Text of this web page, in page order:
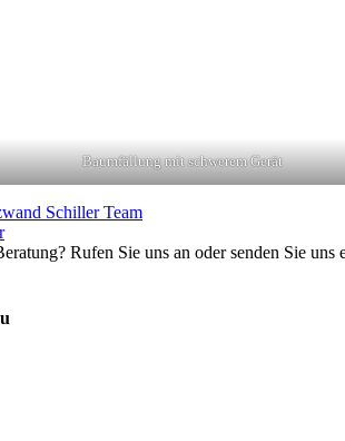
Baumfällung mit schwerem Gerät
Schiller Team
Rufen Sie uns an oder senden Sie uns